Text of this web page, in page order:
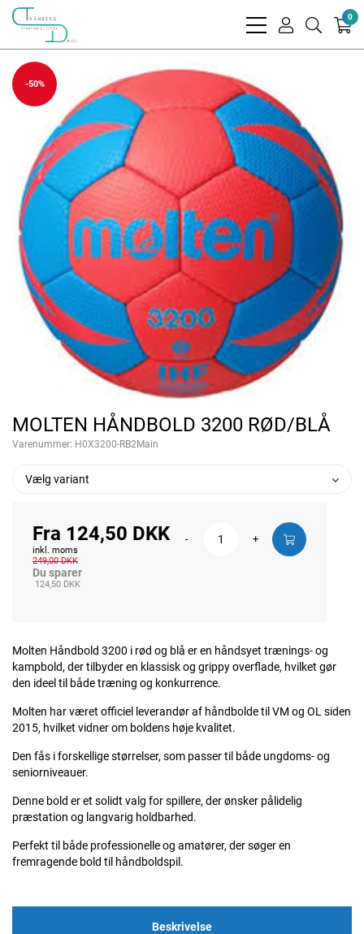
bars
user
search
0
-50%
MOLTEN HÅNDBOLD 3200 RØD/BLÅ
Varenummer: H0X3200-RB2Main
Vælg variant
Fra 124,50 DKK
inkl. moms
249,00 DKK
Du sparer
124,50 DKK
- +
Molten Håndbold 3200 i rød og blå er en håndsyet trænings- og
kampbold, der tilbyder en klassisk og grippy overflade, hvilket gør
den ideel til både træning og konkurrence.
Molten har været officiel leverandør af håndbolde til VM og OL siden
2015, hvilket vidner om boldens høje kvalitet.
Den fås i forskellige størrelser, som passer til både ungdoms- og
seniorniveauer.
Denne bold er et solidt valg for spillere, der ønsker pålidelig
præstation og langvarig holdbarhed.
Perfekt til både professionelle og amatører, der søger en
fremragende bold til håndboldspil.
Beskrivelse